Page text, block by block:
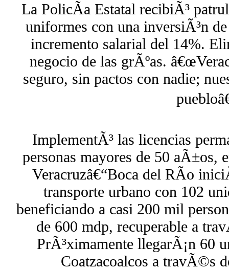
La PolicÃ­a Estatal recibiÃ³
uniformes con una inversiÃ³n
incremento salarial del 14%.
negocio de las grÃºas.
seguro, sin pactos con nadie;
ImplementÃ³ las licencias
personas mayores de 50 aÃ±os,
Veracruzâ€“Boca del RÃ­o
transporte urbano con 102
beneficiando a casi 200 mil
de 600 mdp, recuperable a
PrÃ³ximamente llegarÃ¡n 60
Coatzacoalcos a travÃ©s